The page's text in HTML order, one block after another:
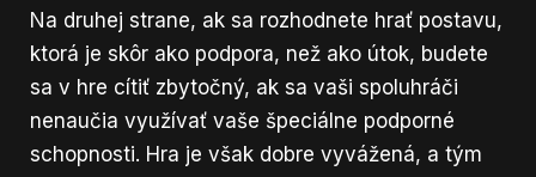
Na druhej strane, ak sa rozhodnete hrať postavu,
ktorá je skôr ako podpora, než ako útok, budete
sa v hre cítiť zbytočný, ak sa vaši spoluhráči
nenaučia využívať vaše špeciálne podporné
schopnosti. Hra je však dobre vyvážená, a tým